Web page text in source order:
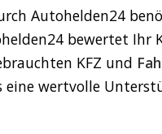
Autohelden24
bewertet Ihr
KFZ und
wertvolle